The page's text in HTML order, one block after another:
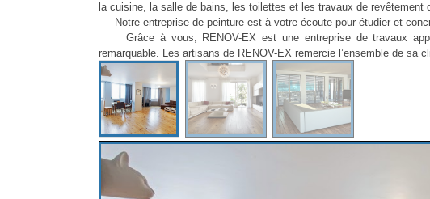
la cuisine, la salle de bains, les toilettes et les travaux de revêtement
Notre entreprise de peinture est à votre écoute pour étudier et
Grâce à vous, RENOV-EX est une entreprise de travaux
remarquable. Les artisans de RENOV-EX remercie l’ensemble de sa